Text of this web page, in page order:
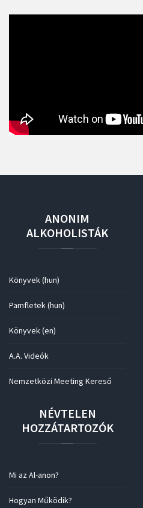
ANONIM
ALKOHOLISTÁK
Könyvek (hun)
Pamfletek (hun)
Könyvek (en)
A.A. Videók
Nemzetközi Meeting Kereső
NÉVTELEN
HOZZÁTARTOZÓK
Mi az Al-anon?
Hogyan Működik?